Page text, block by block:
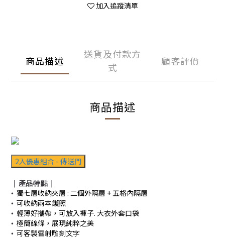
加入追蹤清單
商品描述
送貨及付款方
式
顧客評價
商品描述
2入優惠組合 - 傳送門
｜產品特點｜
•獨七層收納夾層 : 二個外隔層 + 五格內隔層
•可收納兩本護照
•輕薄好攜帶，可放入褲子. 大衣外套口袋
•極簡線條，展現純粹之美
•可客製雷射雕刻文字